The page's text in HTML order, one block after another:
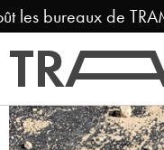
les bureaux de